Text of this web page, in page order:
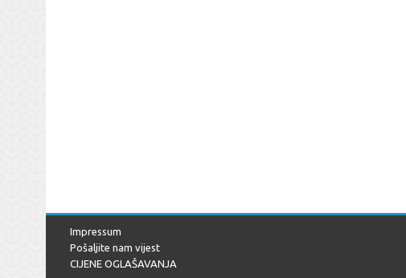
Impressum
Pošaljite nam vijest
CIJENE OGLAŠAVANJA